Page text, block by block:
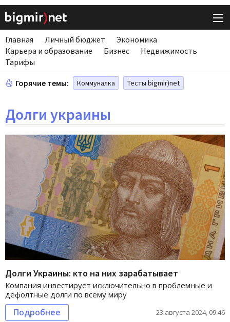
Главная Личный бюджет
Экономика
Карьера и образование
Бизнес
Недвижимость
Тарифы
Горячие темы: Коммуналка Тесты bigmir)net
Долги украины
Долги Украины: кто на них зарабатывает
Компания инвестирует исключительно в проблемные и
дефолтные долги по всему миру
Подробнее 23 августа 2024, 09:46